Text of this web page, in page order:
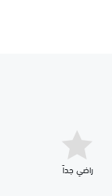
راضي جداّ